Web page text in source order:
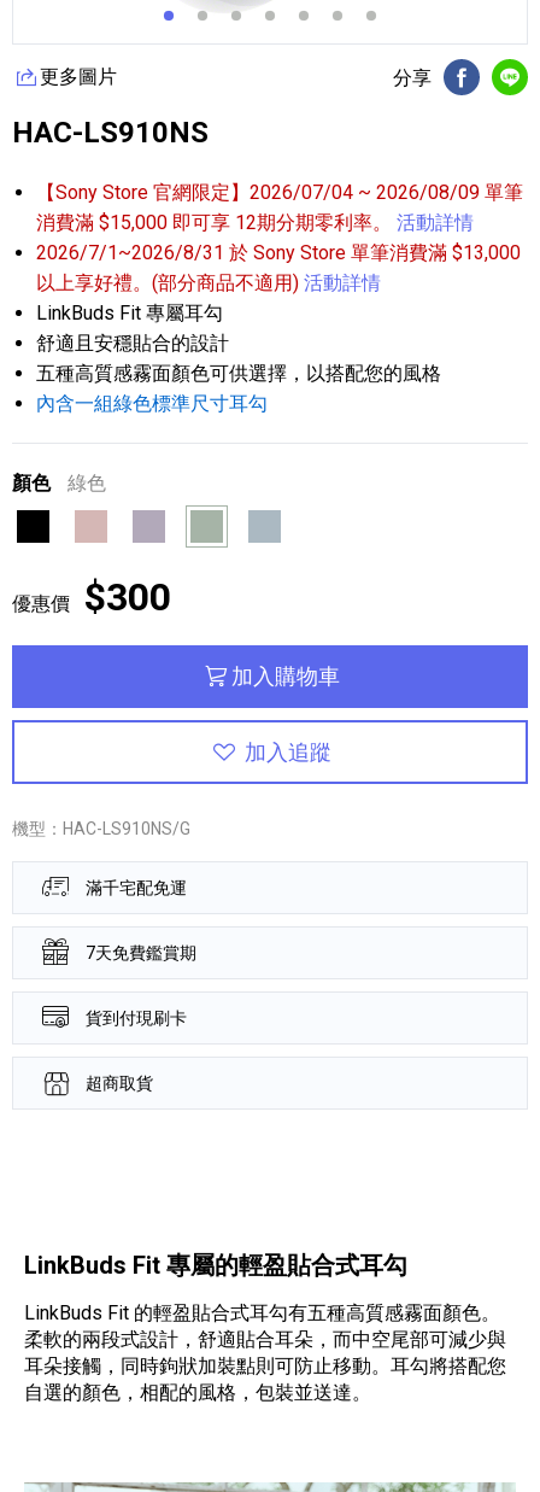
更多圖片 分享
FB分享
HAC-LS910NS
【Sony Store 官網限定】2026/07/04 ~ 2026/08/09 單筆
消費滿 $15,000 即可享 12期分期零利率。
活動詳情
2026/7/1~2026/8/31 於 Sony Store 單筆消費滿 $13,000
以上享好禮。(部分商品不適用) 活動詳情
LinkBuds Fit 專屬耳勾
舒適且安穩貼合的設計
五種高質感霧面顏色可供選擇，以搭配您的風格
內含一組綠色標準尺寸耳勾
顏色 綠色
優惠價 $300
加入購物車
加入追蹤
機型：HAC-LS910NS/G
滿千宅配免運
7天免費鑑賞期
貨到付現刷卡
超商取貨
LinkBuds Fit 專屬的輕盈貼合式耳勾
LinkBuds Fit 的輕盈貼合式耳勾有五種高質感霧面顏色。
柔軟的兩段式設計，舒適貼合耳朵，而中空尾部可減少與
耳朵接觸，同時鉤狀加裝點則可防止移動。耳勾將搭配您
自選的顏色，相配的風格，包裝並送達。